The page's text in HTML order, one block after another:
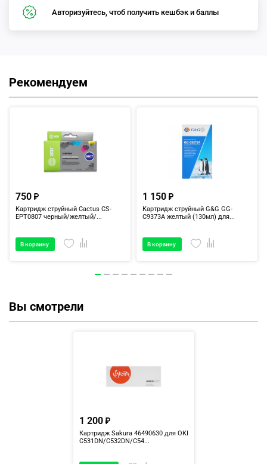
Авторизуйтесь, чтоб получить кешбэк и баллы
Рекомендуем
750
Картридж струйный Cactus CS-
EPT0807 черный/желтый/...
В корзину
1 150
Картридж струйный G&G GG-
C9373A желтый (130мл) для...
В корзину
Вы смотрели
1 200
Картридж Sakura 46490630 для OKI
C531DN/C532DN/C54...